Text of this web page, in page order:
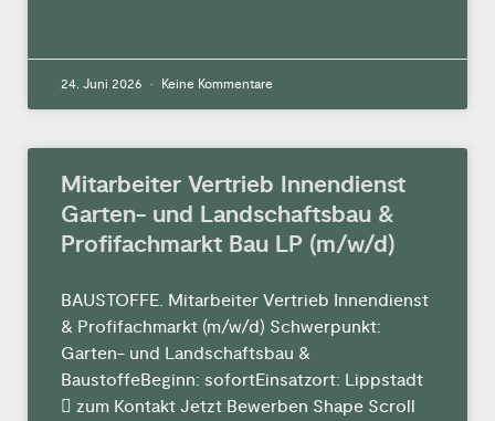
24. Juni 2026 Keine Kommentare
Mitarbeiter Vertrieb Innendienst
Garten- und Landschaftsbau &
Profifachmarkt Bau LP (m/w/d)
BAUSTOFFE. Mitarbeiter Vertrieb Innendienst
& Profifachmarkt (m/w/d) Schwerpunkt:
Garten- und Landschaftsbau &
BaustoffeBeginn: sofortEinsatzort: Lippstadt
 zum Kontakt Jetzt Bewerben Shape Scroll